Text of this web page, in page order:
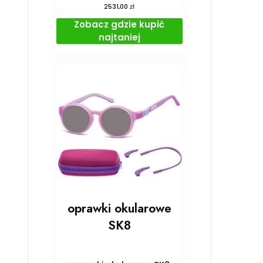
2531,00zł
Zobacz gdzie kupić
najtaniej
oprawki okularowe
SK8